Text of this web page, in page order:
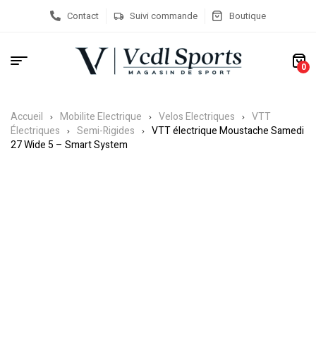
Contact Suivi commande Boutique
0
Accueil Mobilite Electrique Velos Electriques
VTT
Électriques
Semi-Rigides
VTT électrique Moustache Samedi
27 Wide 5 – Smart System